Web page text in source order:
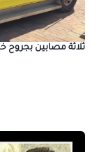
ثلاثة مصابين